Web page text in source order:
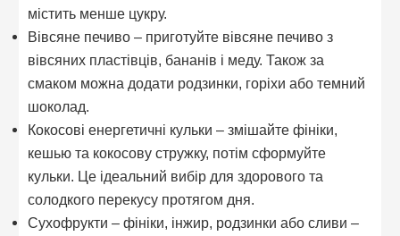
містить менше цукру.
Вівсяне печиво – приготуйте вівсяне печиво з
вівсяних пластівців, бананів і меду. Також за
смаком можна додати родзинки, горіхи або темний
шоколад.
Кокосові енергетичні кульки – змішайте фініки,
кешью та кокосову стружку, потім сформуйте
кульки. Це ідеальний вибір для здорового та
солодкого перекусу протягом дня.
Сухофрукти – фініки, інжир, родзинки або сливи –